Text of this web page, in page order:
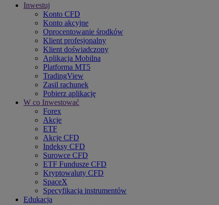
Inwestuj
Konto CFD
Konto akcyjne
Oprocentowanie środków
Klient profesjonalny
Klient doświadczony
Aplikacja Mobilna
Platforma MT5
TradingView
Zasil rachunek
Pobierz aplikację
W co Inwestować
Forex
Akcje
ETF
Akcje CFD
Indeksy CFD
Surowce CFD
ETF Fundusze CFD
Kryptowaluty CFD
SpaceX
Specyfikacja instrumentów
Edukacja